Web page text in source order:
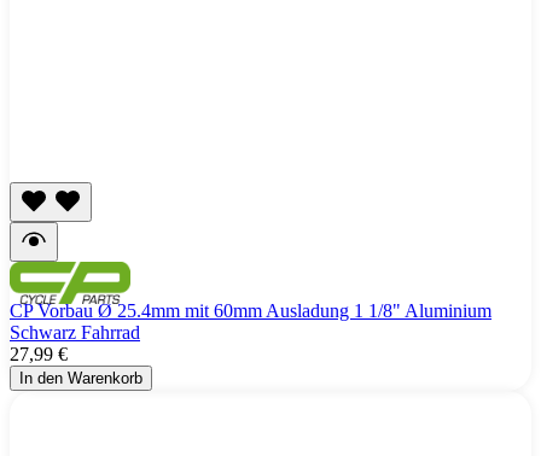
CP Vorbau Ø 25.4mm mit 60mm Ausladung 1 1/8" Aluminium
Schwarz Fahrrad
27,99 €
In den Warenkorb